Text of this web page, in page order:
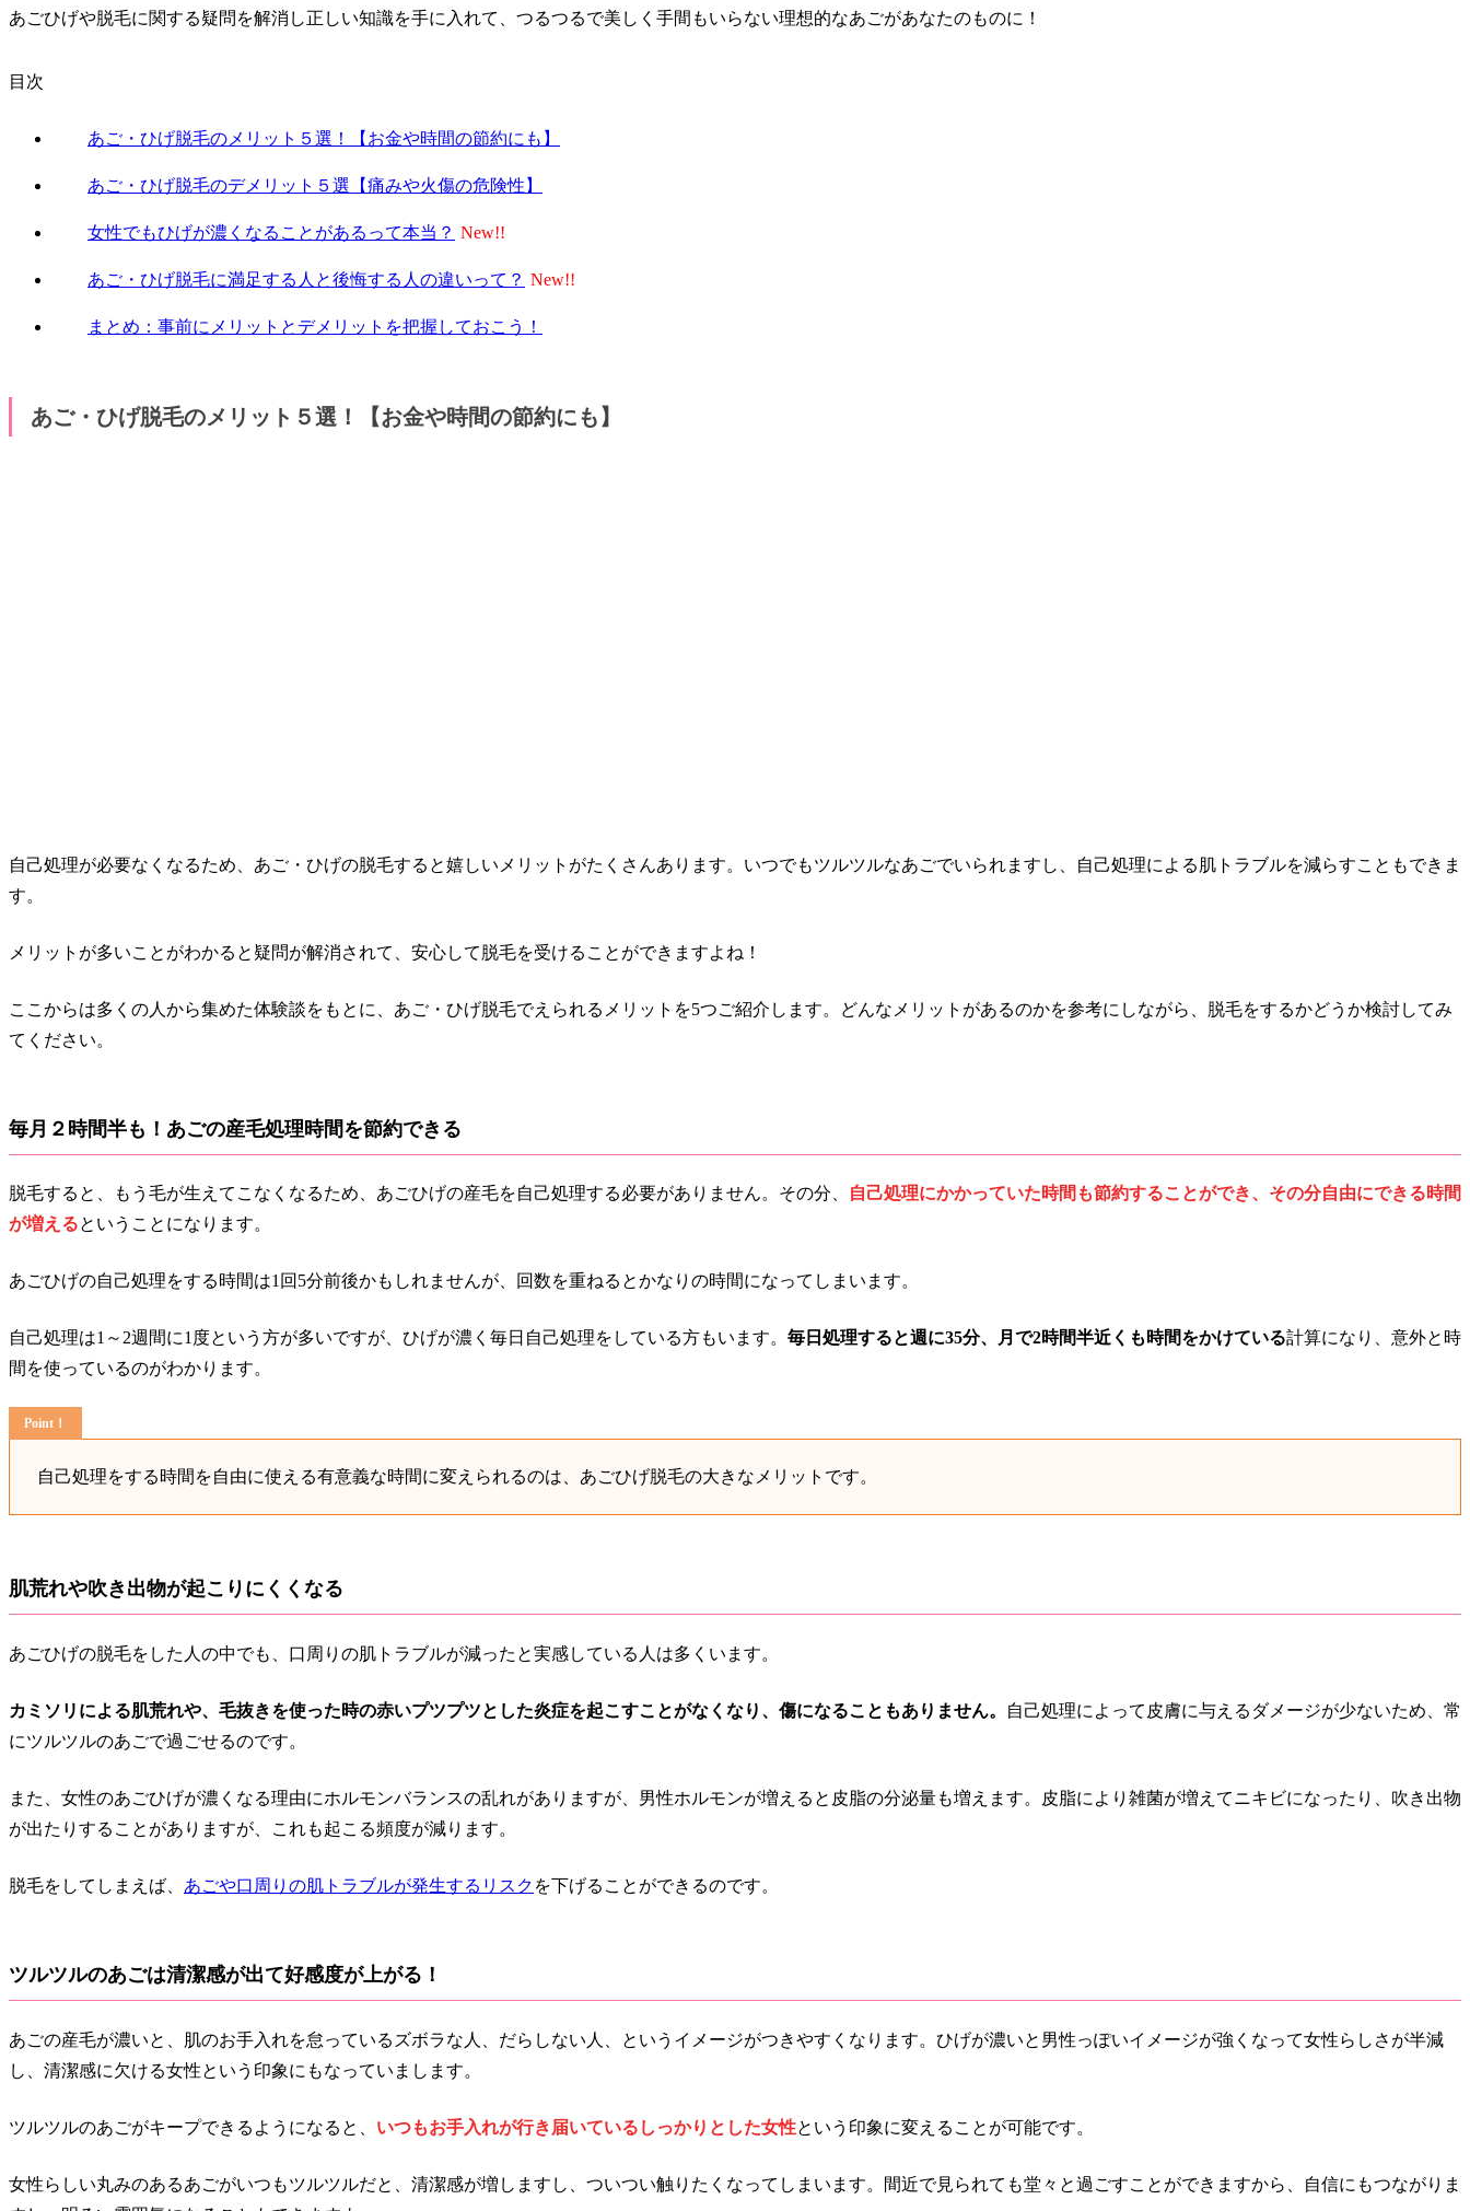
あごひげや脱毛に関する疑問を解消し正しい知識を手に入れて、つるつるで美しく手間もいらない理想的なあごがあなたのものに！
目次
あご・ひげ脱毛のメリット５選！【お金や時間の節約にも】
あご・ひげ脱毛のデメリット５選【痛みや火傷の危険性】
女性でもひげが濃くなることがあるって本当？
あご・ひげ脱毛に満足する人と後悔する人の違いって？
まとめ：事前にメリットとデメリットを把握しておこう！
あご・ひげ脱毛のメリット５選！【お金や時間の節約にも】
自己処理が必要なくなるため、あご・ひげの脱毛すると嬉しいメリットがたくさんあります。いつでもツルツルなあごでいられますし、自己処理による肌トラブルを減らすこともできま
す。
メリットが多いことがわかると疑問が解消されて、安心して脱毛を受けることができますよね！
ここからは多くの人から集めた体験談をもとに、あご・ひげ脱毛でえられるメリットを5つご紹介します。どんなメリットがあるのかを参考にしながら、脱毛をするかどうか検討してみ
てください。
毎月２時間半も！あごの産毛処理時間を節約できる
脱毛すると、もう毛が生えてこなくなるため、あごひげの産毛を自己処理する必要がありません。その分、
自己処理にかかっていた時間も節約することができ、その分自由にできる時間
が増えるということになります。
あごひげの自己処理をする時間は1回5分前後かもしれませんが、回数を重ねるとかなりの時間になってしまいます。
自己処理は1～2週間に1度という方が多いですが、ひげが濃く毎日自己処理をしている方もいます。 毎日処理すると週に35分、月で2時間半近くも時間をかけている計算になり、意外と時
間を使っているのがわかります。
自己処理をする時間を自由に使える有意義な時間に変えられるのは、あごひげ脱毛の大きなメリットです。
肌荒れや吹き出物が起こりにくくなる
あごひげの脱毛をした人の中でも、口周りの肌トラブルが減ったと実感している人は多くいます。
カミソリによる肌荒れや、毛抜きを使った時の赤いプツプツとした炎症を起こすことがなくなり、傷になることもありません。
自己処理によって皮膚に与えるダメージが少ないため、常
にツルツルのあごで過ごせるのです。
また、女性のあごひげが濃くなる理由にホルモンバランスの乱れがありますが、男性ホルモンが増えると皮脂の分泌量も増えます。皮脂により雑菌が増えてニキビになったり、吹き出物
が出たりすることがありますが、これも起こる頻度が減ります。
脱毛をしてしまえば、 あごや口周りの肌トラブルが発生するリスク を下げることができるのです。
ツルツルのあごは清潔感が出て好感度が上がる！
あごの産毛が濃いと、肌のお手入れを怠っているズボラな人、だらしない人、というイメージがつきやすくなります。ひげが濃いと男性っぽいイメージが強くなって女性らしさが半減
し、清潔感に欠ける女性という印象にもなっていまします。
ツルツルのあごがキープできるようになると、 いつもお手入れが行き届いているしっかりとした女性という印象に変えることが可能です。
女性らしい丸みのあるあごがいつもツルツルだと、清潔感が増しますし、ついつい触りたくなってしまいます。間近で見られても堂々と過ごすことができますから、自信にもつながりま